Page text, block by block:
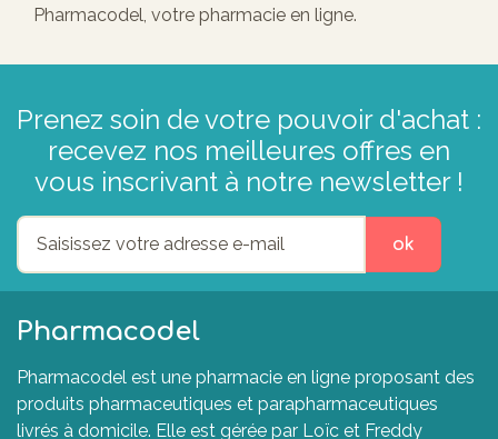
Pharmacodel, votre pharmacie en ligne.
Prenez soin de votre pouvoir d'achat :
recevez nos meilleures offres en
vous inscrivant à notre newsletter !
ok
Pharmacodel
Pharmacodel est une pharmacie en ligne proposant des
produits pharmaceutiques et parapharmaceutiques
livrés à domicile. Elle est gérée par Loïc et Freddy